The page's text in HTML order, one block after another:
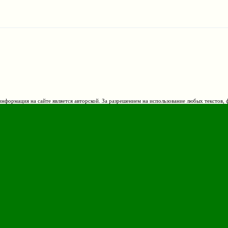
на сайте является авторской. За разрешением на использование любых